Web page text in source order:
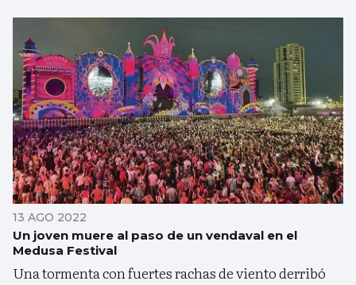
13 AGO 2022
Un joven muere al paso de un vendaval en el
Medusa Festival
Una tormenta con fuertes rachas de viento derribó